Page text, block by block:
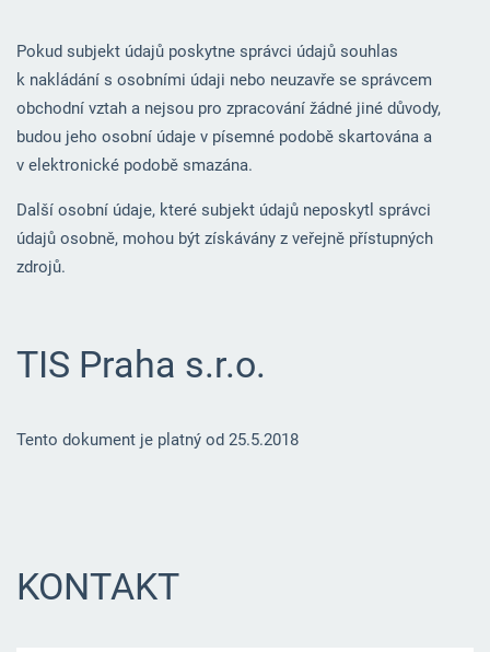
Pokud subjekt údajů poskytne správci údajů souhlas
k nakládání s osobními údaji nebo neuzavře se správcem
obchodní vztah a nejsou pro zpracování žádné jiné důvody,
budou jeho osobní údaje v písemné podobě skartována a
v elektronické podobě smazána.
Další osobní údaje, které subjekt údajů neposkytl správci
údajů osobně, mohou být získávány z veřejně přístupných
zdrojů.
TIS Praha s.r.o.
Tento dokument je platný od 25.5.2018
KONTAKT